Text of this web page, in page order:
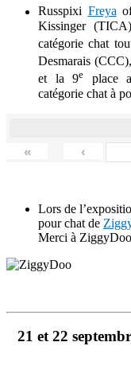
Russpixi Freya
Kissinger
catégorie chat
Desmarais
et la 9e place
catégorie chat à
« ‹
Lors de
pour chat de
Merci à
21 et 22